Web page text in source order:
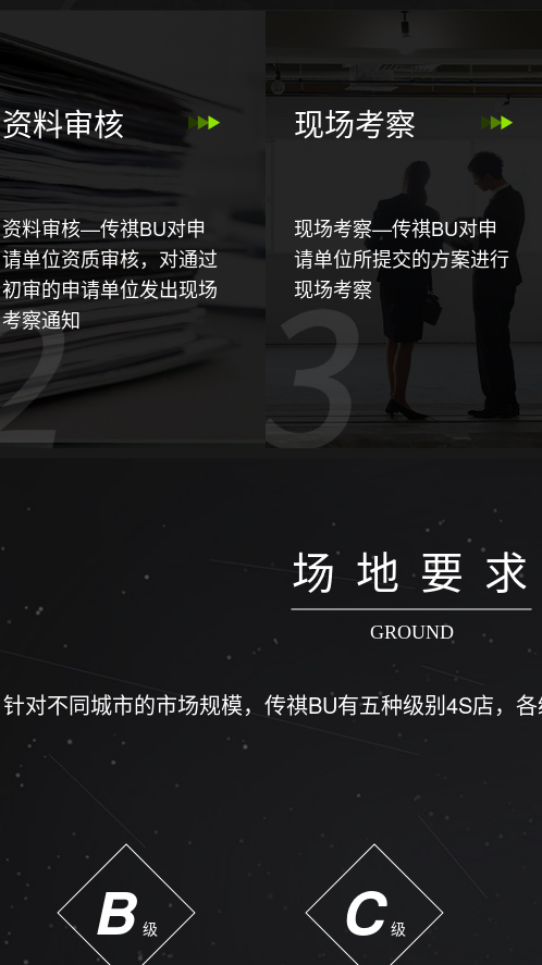
资料审核
资料审核—传祺BU对申
请单位资质审核，对通过
初审的申请单位发出现场
考察通知
现场考察
现场考察—传祺BU对申
请单位所提交的方案进行
现场考察
场 地 要 求
GROUND
针对不同城市的市场规模，传祺BU有五种级别4S店，
B 级 C 级